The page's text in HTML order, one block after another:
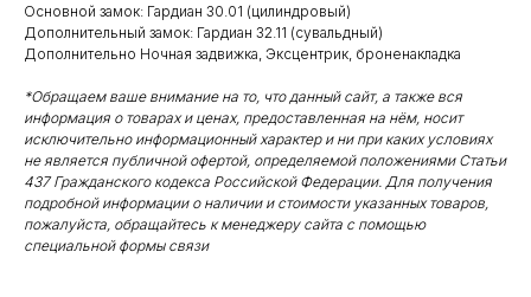
Основной замок: Гардиан 30.01 (цилиндровый)
Дополнительный замок: Гардиан 32.11 (сувальдный)
Дополнительно Ночная задвижка, Эксцентрик, броненакладка
*Обращаем ваше внимание на то, что данный сайт, а также вся
информация о товарах и ценах, предоставленная на нём, носит
исключительно информационный характер и ни при каких условиях
не является публичной офертой, определяемой положениями Статьи
437 Гражданского кодекса Российской Федерации. Для получения
подробной информации о наличии и стоимости указанных товаров,
пожалуйста, обращайтесь к менеджеру сайта с помощью
специальной формы связи